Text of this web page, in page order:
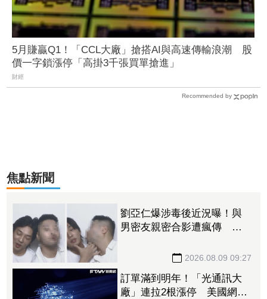
5月賺贏Q1！「CCL大廠」搶搭AI與高速傳輸浪潮 股
價一字鎖漲停「高掛3千張買單搶進」
財經
Recommended by
焦點新聞
劉亞仁爆涉毒後近況曝！與
男密友親密合影遭瘋傳 對
2026.08.09 09:27
訂單滿到明年！「光通訊大
廠」連拉2根漲停 美國網通